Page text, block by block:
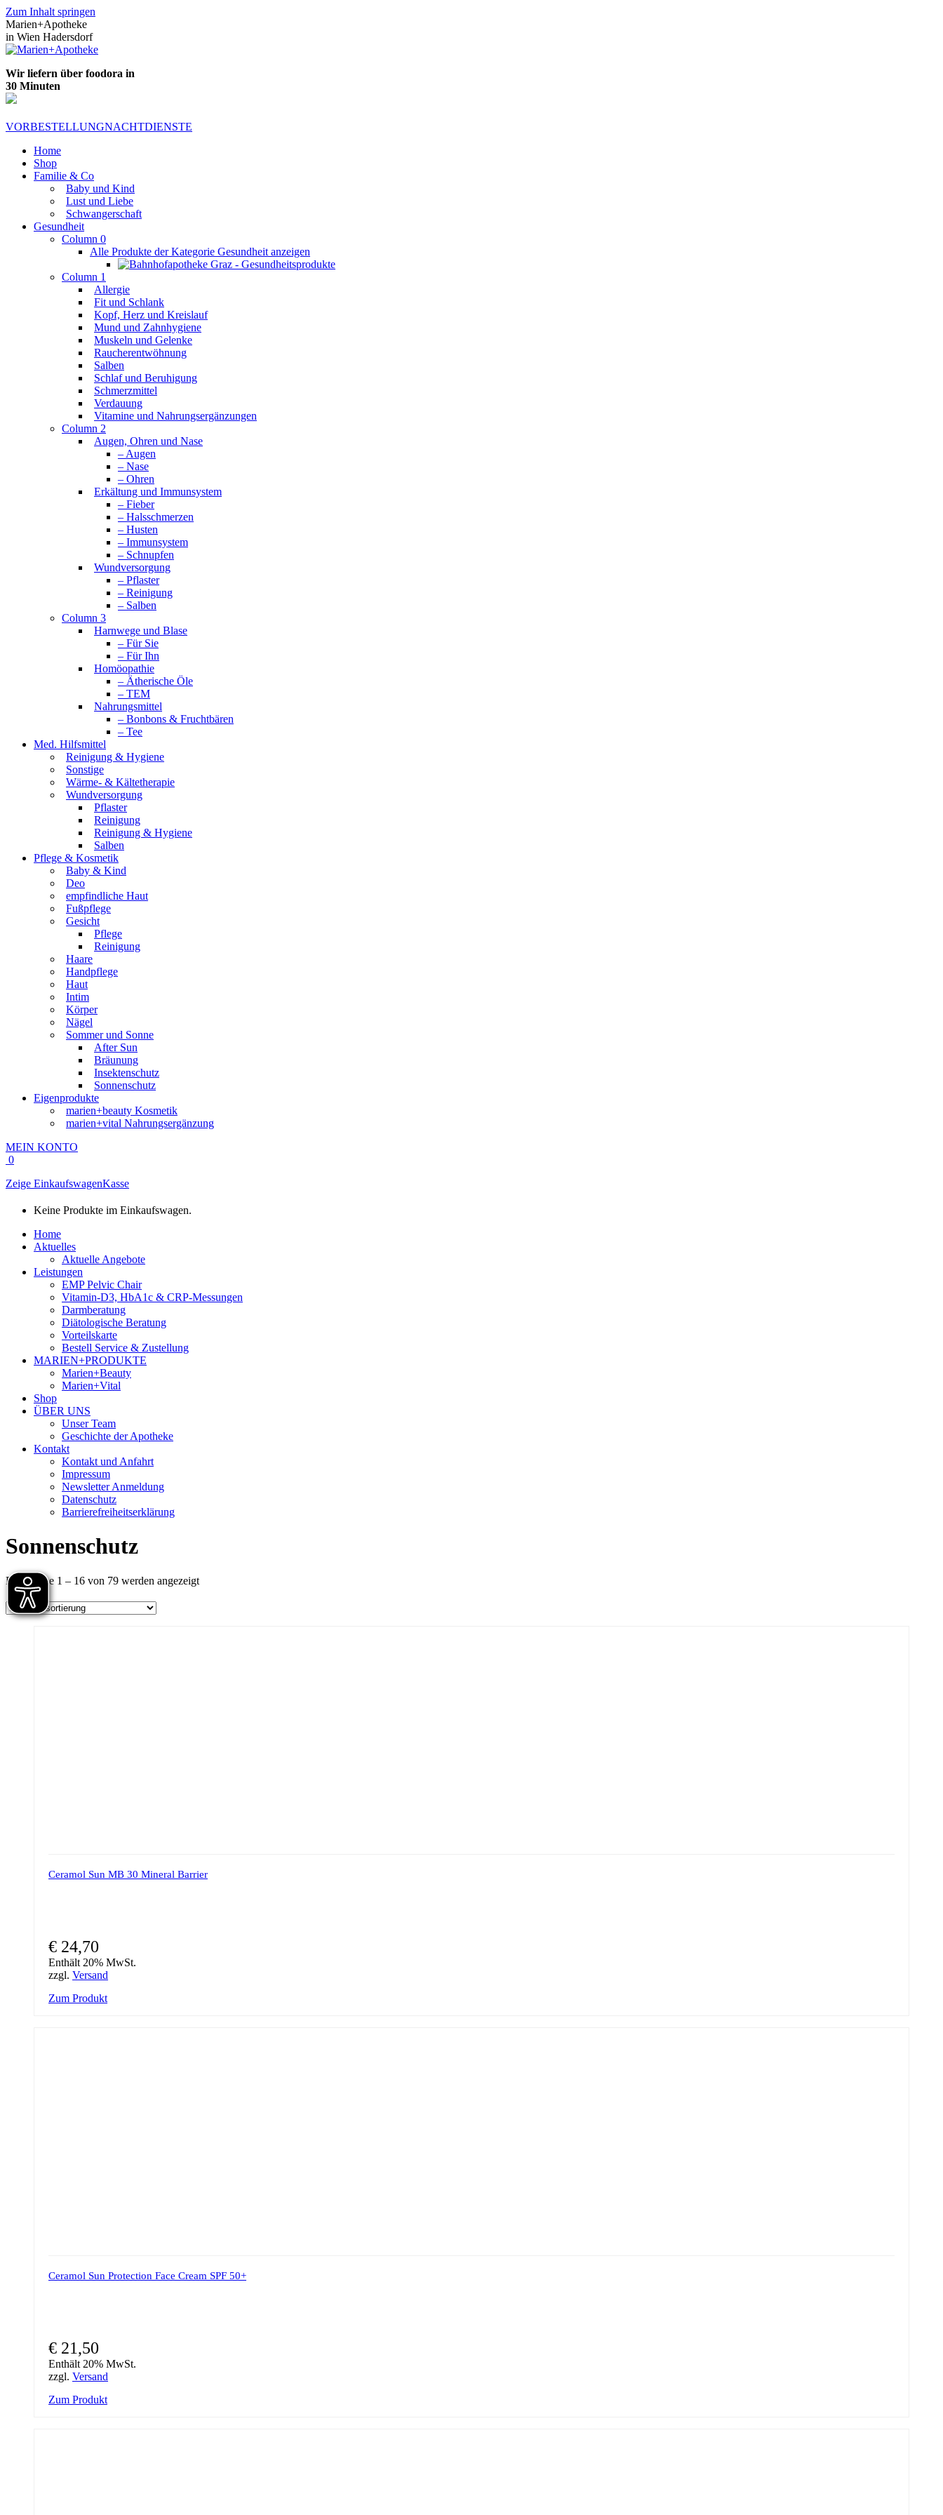
Zum Inhalt springen
Marien+Apotheke
in Wien Hadersdorf
Wir liefern über foodora in
30 Minuten
VORBESTELLUNGNACHTDIENSTE
Home
Shop
Familie & Co
Baby und Kind
Lust und Liebe
Schwangerschaft
Gesundheit
Column 0
Alle Produkte der Kategorie Gesundheit anzeigen
Column 1
Allergie
Fit und Schlank
Kopf, Herz und Kreislauf
Mund und Zahnhygiene
Muskeln und Gelenke
Raucherentwöhnung
Salben
Schlaf und Beruhigung
Schmerzmittel
Verdauung
Vitamine und Nahrungsergänzungen
Column 2
Augen, Ohren und Nase
– Augen
– Nase
– Ohren
Erkältung und Immunsystem
– Fieber
– Halsschmerzen
– Husten
– Immunsystem
– Schnupfen
Wundversorgung
– Pflaster
– Reinigung
– Salben
Column 3
Harnwege und Blase
– Für Sie
– Für Ihn
Homöopathie
– Ätherische Öle
– TEM
Nahrungsmittel
– Bonbons & Fruchtbären
– Tee
Med. Hilfsmittel
Reinigung & Hygiene
Sonstige
Wärme- & Kältetherapie
Wundversorgung
Pflaster
Reinigung
Reinigung & Hygiene
Salben
Pflege & Kosmetik
Baby & Kind
Deo
empfindliche Haut
Fußpflege
Gesicht
Pflege
Reinigung
Haare
Handpflege
Haut
Intim
Körper
Nägel
Sommer und Sonne
After Sun
Bräunung
Insektenschutz
Sonnenschutz
Eigenprodukte
marien+beauty Kosmetik
marien+vital Nahrungsergänzung
MEIN KONTO
0
Zeige EinkaufswagenKasse
Keine Produkte im Einkaufswagen.
Home
Aktuelles
Aktuelle Angebote
Leistungen
EMP Pelvic Chair
Vitamin-D3, HbA1c & CRP-Messungen
Darmberatung
Diätologische Beratung
Vorteilskarte
Bestell Service & Zustellung
MARIEN+PRODUKTE
Marien+Beauty
Marien+Vital
Shop
ÜBER UNS
Unser Team
Geschichte der Apotheke
Kontakt
Kontakt und Anfahrt
Impressum
Newsletter Anmeldung
Datenschutz
Barrierefreiheitserklärung
Sonnenschutz
Ergebnisse 1 – 16 von 79 werden angezeigt
Ceramol Sun MB 30 Mineral Barrier
€ 24,70
Enthält 20% MwSt.
zzgl. Versand
Zum Produkt
Ceramol Sun Protection Face Cream SPF 50+
€ 21,50
Enthält 20% MwSt.
zzgl. Versand
Zum Produkt